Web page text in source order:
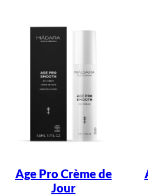
Age Pro Crème de
Jour